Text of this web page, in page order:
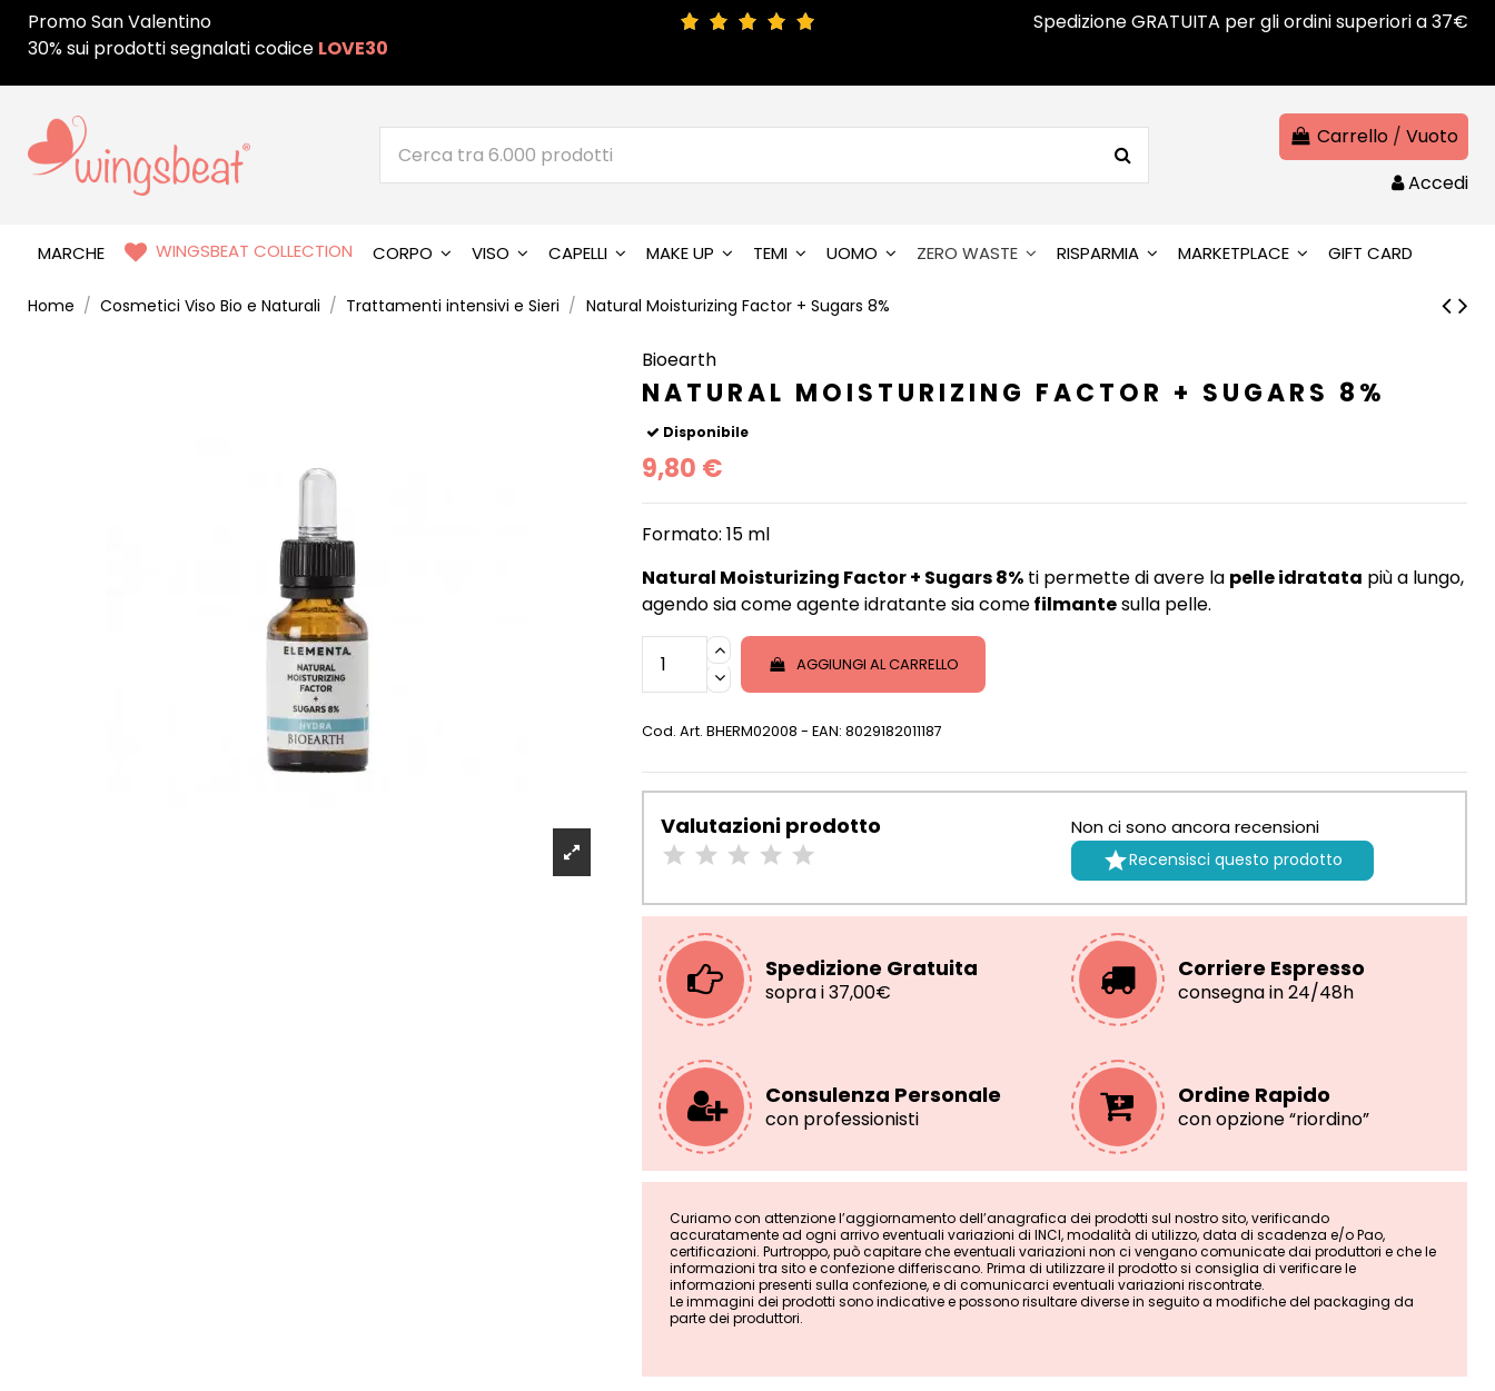
Promo San Valentino
30% sui prodotti segnalati codice LOVE30
Spedizione GRATUITA per gli ordini superiori a 37€
Carrello / Vuoto
Accedi
MARCHE WINGSBEAT COLLECTION CORPO VISO CAPELLI MAKE UP TEMI UOMO ZERO WASTE RISPARMIA MARKETPLACE GIFT CARD
Home Cosmetici Viso Bio e Naturali Trattamenti intensivi e Sieri Natural Moisturizing Factor + Sugars 8%
Bioearth
NATURAL MOISTURIZING FACTOR + SUGARS 8%
Disponibile
9,80 €
Formato: 15 ml
Natural Moisturizing Factor + Sugars 8%ti permette di avere la pelle idratata più a lungo,
agendo sia come agente idratante sia comefilmantesulla pelle.
AGGIUNGI AL CARRELLO
Cod. Art. BHERM02008 - EAN: 8029182011187
Valutazioni prodotto Non ci sono ancora recensioni
Recensisci questo prodotto
Spedizione Gratuita
sopra i 37,00€
Corriere Espresso
consegna in 24/48h
Consulenza Personale
con professionisti
Ordine Rapido
con opzione “riordino”
Curiamo con attenzione l’aggiornamento dell’anagrafica dei prodotti sul nostro sito, verificando
accuratamente ad ogni arrivo eventuali variazioni di INCI, modalità di utilizzo, data di scadenza e/o Pao,
certificazioni. Purtroppo, può capitare che eventuali variazioni non ci vengano comunicate dai produttori e che le
informazioni tra sito e confezione differiscano. Prima di utilizzare il prodotto si consiglia di verificare le
informazioni presenti sulla confezione, e di comunicarci eventuali variazioni riscontrate.
Le immagini dei prodotti sono indicative e possono risultare diverse in seguito a modifiche del packaging da
parte dei produttori.